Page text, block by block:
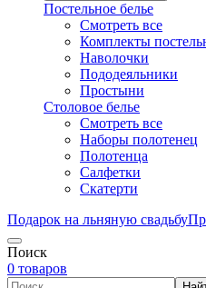
Постельное белье
Смотреть все
Комплекты
Наволочки
Пододеяльники
Простыни
Столовое белье
Смотреть все
Наборы полотенец
Полотенца
Салфетки
Скатерти
Подарок на льняную свадьбу
Поиск
0 товаров